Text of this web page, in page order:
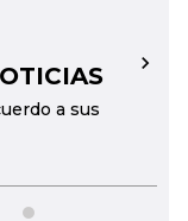
a sus
→